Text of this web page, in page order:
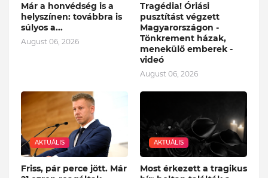
Már a honvédség is a
helyszínen: továbbra is
súlyos a...
August 06, 2026
Tragédia! Óriási
pusztítást végzett
Magyarországon -
Tönkrement házak,
menekülő emberek -
videó
August 06, 2026
AKTUÁLIS
Friss, pár perce jött. Már
AKTUÁLIS
Most érkezett a tragikus